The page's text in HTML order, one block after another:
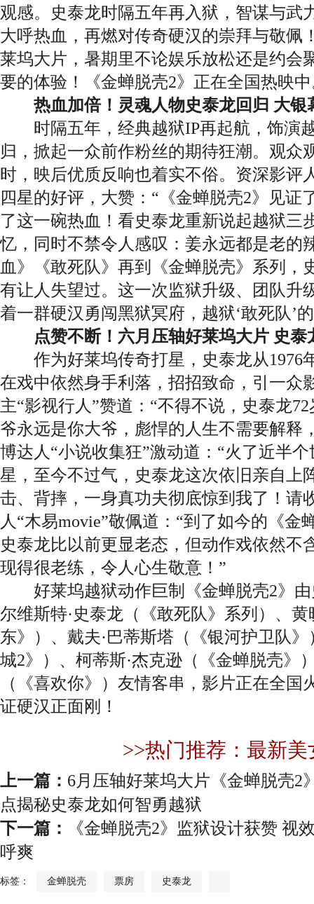
观感。史泰龙时隔五年再入狱，智谋与武
大呼热血，再燃对传奇硬汉的崇拜与敬佩
莱坞大片，暑期里不论娱乐放松还是约会
要的体验！《金蝉脱壳2》正在全国热映
热血加倍！灵魂人物史泰龙回归 大银
时隔五年，经典越狱IP再起航，饰演
归，掀起一众前作粉丝的期待狂潮。观众
时，映后优质反响也着实不俗。资深影评
四星的好评，大赞：“《金蝉脱壳2》见证
了这一碗热血！看史泰龙重新说起越狱三
忆，同时不禁令人感叹：姜永远都是老的
血》《敢死队》再到《金蝉脱壳》系列，
有让人失望过。这一次监狱升级、团队升
着一群硬汉勇闯黑狱冥府，越狱‘敢死队’
点赞不断！六月压轴好莱坞大片 史
作为好莱坞传奇打星，史泰龙从1976
在戏中依然身手利落，招招致命，引一众
主“影视行人”赞道：“不得不说，史泰龙
爷永远是你大爷，彪悍的人生不需要解释
博达人“小说收集狂”激动道：“火了近半
星，至今不过气，史泰龙这次依旧亲自上
击、背摔，一身真功夫彻底惊到我了！请
人“木易movie”敬佩道：“到了如今的《金
史泰龙比以前更显老态，但动作戏依然不
现得很老练，令人心生敬意！”
好莱坞越狱动作巨制《金蝉脱壳2》由
尔维斯特·史泰龙（《敢死队》系列）、
东》）、戴夫·巴蒂斯塔（《银河护卫队
城2》）、柯蒂斯·杰克逊（《金蝉脱壳》
（《喜欢你》）友情客串，影片正在全国
证硬汉正面刚！
>>热门推荐：最新美
上一篇： 6月压轴好莱坞大片《金蝉脱壳2
点揭秘史泰龙如何智勇越狱
下一篇：
《金蝉脱壳2》监狱设计获赞 视
呼爽
标签： 金蝉脱壳 票房 史泰龙